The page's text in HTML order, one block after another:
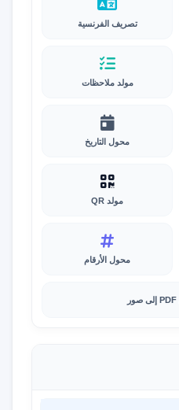
تصريف الفرنسية
مولد ملاحظات
محول التاريخ
مولد QR
محول الأرقام